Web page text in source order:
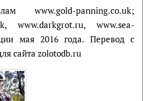
www.gold-panning.co.uk;
www.darkgrot.ru, www.sea-
мая 2016 года. Перевод с
сайта zolotodb.ru